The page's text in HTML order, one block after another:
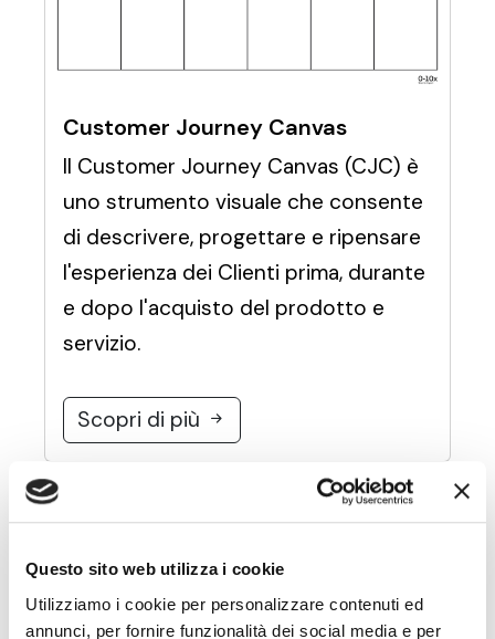
Questo sito web utilizza i cookie
Utilizziamo i cookie per personalizzare contenuti ed
annunci, per fornire funzionalità dei social media e per
Customer Journey Canvas
Il Customer Journey Canvas (CJC) è
uno strumento visuale che consente
di descrivere, progettare e ripensare
l'esperienza dei Clienti prima, durante
e dopo l'acquisto del prodotto e
servizio.
Scopri di più